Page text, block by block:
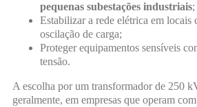
pequenas subestações industriais;
Estabilizar a rede elétrica em locais
oscilação de carga;
Proteger equipamentos sensíveis
tensão.
A escolha por um transformador de 250
geralmente, em empresas que operam